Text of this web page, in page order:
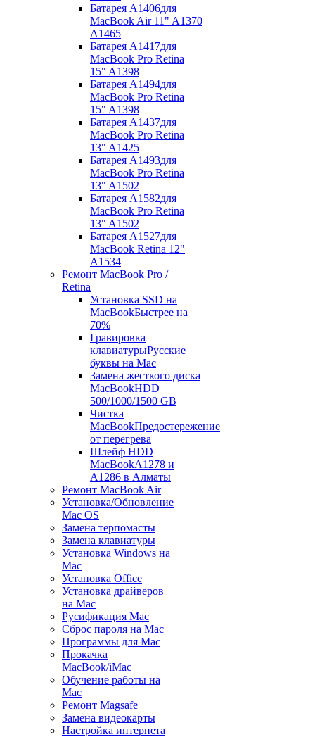
Батарея A1406для
MacBook Air 11" A1370
A1465
Батарея A1417для
MacBook Pro Retina
15" A1398
Батарея A1494для
MacBook Pro Retina
15" A1398
Батарея A1437для
MacBook Pro Retina
13" A1425
Батарея A1493для
MacBook Pro Retina
13" A1502
Батарея A1582для
MacBook Pro Retina
13" A1502
Батарея A1527для
MacBook Retina 12"
A1534
Ремонт MacBook Pro /
Retina
Установка SSD на
MacBookБыстрее на
70%
Гравировка
клавиатурыРусские
буквы на Mac
Замена жесткого диска
MacBookHDD
500/1000/1500 GB
Чистка
MacBookПредостережение
от перегрева
Шлейф HDD
MacBookA1278 и
A1286 в Алматы
Ремонт MacBook Air
Установка/Обновление
Mac OS
Замена терпомасты
Замена клавиатуры
Установка Windows на
Mac
Установка Office
Установка драйверов
на Mac
Русификация Mac
Сброс пароля на Mac
Программы для Mac
Прокачка
MacBook/iMac
Обучение работы на
Mac
Ремонт Magsafe
Замена видеокарты
Настройка интернета